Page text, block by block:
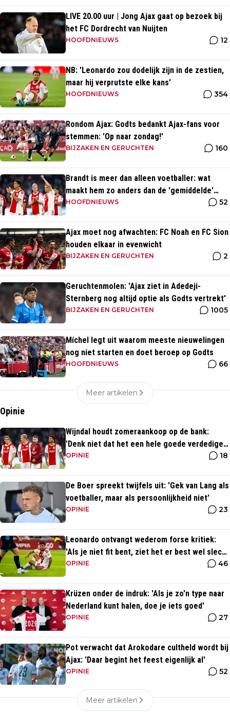
LIVE 20.00 uur | Jong Ajax gaat op bezoek bij
het FC Dordrecht van Nuijten
HOOFDNIEUWS 12
NB: 'Leonardo zou dodelijk zijn in de zestien,
maar hij verprutste elke kans'
HOOFDNIEUWS 354
Rondom Ajax: Godts bedankt Ajax-fans voor
stemmen: 'Op naar zondag!'
BIJZAKEN EN GERUCHTEN 160
Brandt is meer dan alleen voetballer: wat
maakt hem zo anders dan de 'gemiddelde'
voetballer?
HOOFDNIEUWS 52
Ajax moet nog afwachten: FC Noah en FC Sion
houden elkaar in evenwicht
BIJZAKEN EN GERUCHTEN 2
Geruchtenmolen: 'Ajax ziet in Adedeji-
Sternberg nog altijd optie als Godts vertrekt'
BIJZAKEN EN GERUCHTEN 1005
Míchel legt uit waarom meeste nieuwelingen
nog niet starten en doet beroep op Godts
HOOFDNIEUWS 66
Meer artikelen
Opinie
Wijndal houdt zomeraankoop op de bank:
'Denk niet dat het een hele goede verdediger
is'
OPINIE 18
De Boer spreekt twijfels uit: 'Gek van Lang als
voetballer, maar als persoonlijkheid niet'
OPINIE 23
Leonardo ontvangt wederom forse kritiek:
'Als je niet fit bent, ziet het er best wel slecht
uit'
OPINIE 46
Krüzen onder de indruk: 'Als je zo'n type naar
Nederland kunt halen, doe je iets goed'
OPINIE 27
Pot verwacht dat Arokodare cultheld wordt bij
Ajax: 'Daar begint het feest eigenlijk al'
OPINIE 52
Meer artikelen